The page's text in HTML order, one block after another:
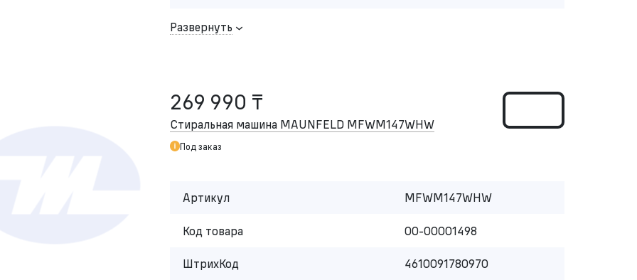
Развернуть
269 990 ₸
Стиральная машина MAUNFELD MFWM147WHW
Под заказ
Артикул MFWM147WHW
Код товара 00-00001498
ШтрихКод 4610091780970